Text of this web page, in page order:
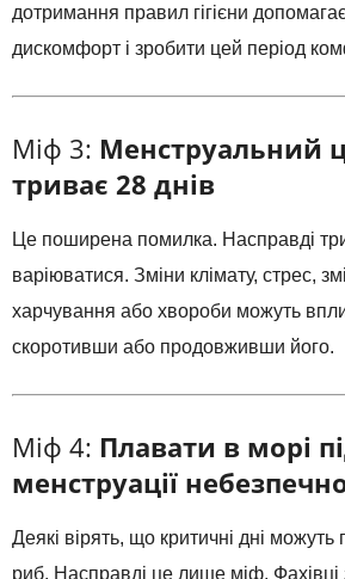
дотримання правил гігієни
дискомфорт і зробити цей період
Міф 3: Менструальний
триває 28 днів
Це поширена помилка. Насправді
варіюватися. Зміни клімату, стрес,
харчування або хвороби можуть
скоротивши або продовживши його.
Міф 4: Плавати в морі
менструації
Деякі вірять, що критичні дні
риб. Насправді це лише міф.